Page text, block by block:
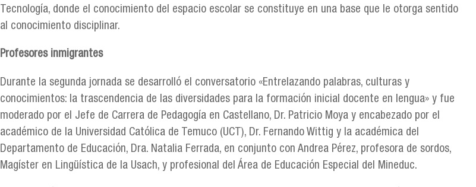
Tecnología, donde el conocimiento del espacio escolar se constituye en una base que le otorga sentido
al conocimiento disciplinar.
Profesores inmigrantes
Durante la segunda jornada se desarrolló el conversatorio «Entrelazando palabras, culturas y
conocimientos: la trascendencia de las diversidades para la formación inicial docente en lengua» y fue
moderado por el Jefe de Carrera de Pedagogía en Castellano, Dr. Patricio Moya y encabezado por el
académico de la Universidad Católica de Temuco (UCT), Dr. Fernando Wittig y la académica del
Departamento de Educación, Dra. Natalia Ferrada, en conjunto con Andrea Pérez, profesora de sordos,
Magíster en Lingüística de la Usach, y profesional del Área de Educación Especial del Mineduc.